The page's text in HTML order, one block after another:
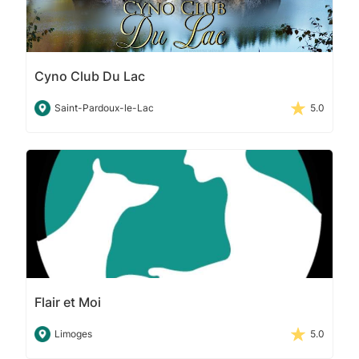
Cyno Club Du Lac
Saint-Pardoux-le-Lac 5.0
Flair et Moi
Limoges 5.0